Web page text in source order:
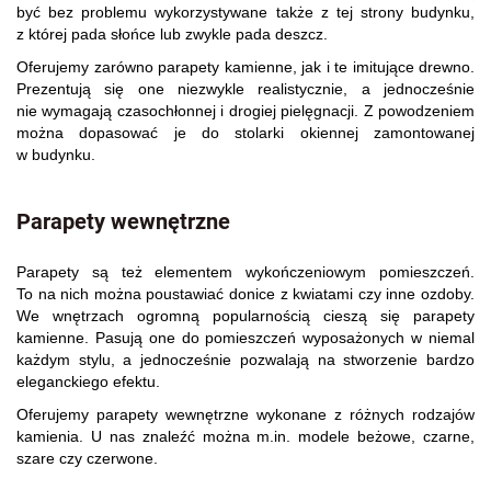
być bez problemu wykorzystywane także z tej strony budynku,
z której pada słońce lub zwykle pada deszcz.
Oferujemy zarówno parapety kamienne, jak i te imitujące drewno.
Prezentują się one niezwykle realistycznie, a jednocześnie
nie wymagają czasochłonnej i drogiej pielęgnacji. Z powodzeniem
można dopasować je do stolarki okiennej zamontowanej
w budynku.
Parapety wewnętrzne
Parapety są też elementem wykończeniowym pomieszczeń.
To na nich można poustawiać donice z kwiatami czy inne ozdoby.
We wnętrzach ogromną popularnością cieszą się parapety
kamienne. Pasują one do pomieszczeń wyposażonych w niemal
każdym stylu, a jednocześnie pozwalają na stworzenie bardzo
eleganckiego efektu.
Oferujemy parapety wewnętrzne wykonane z różnych rodzajów
kamienia. U nas znaleźć można m.in. modele beżowe, czarne,
szare czy czerwone.